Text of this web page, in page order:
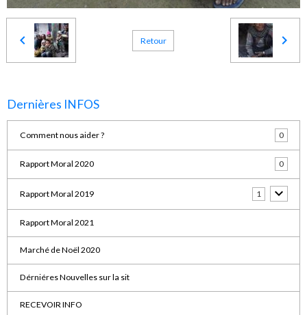
Retour
Dernières INFOS
Comment nous aider ? 0
Rapport Moral 2020 0
Rapport Moral 2019 1
Rapport Moral 2021
Marché de Noël 2020
Dérniéres Nouvelles sur la sit
RECEVOIR INFO